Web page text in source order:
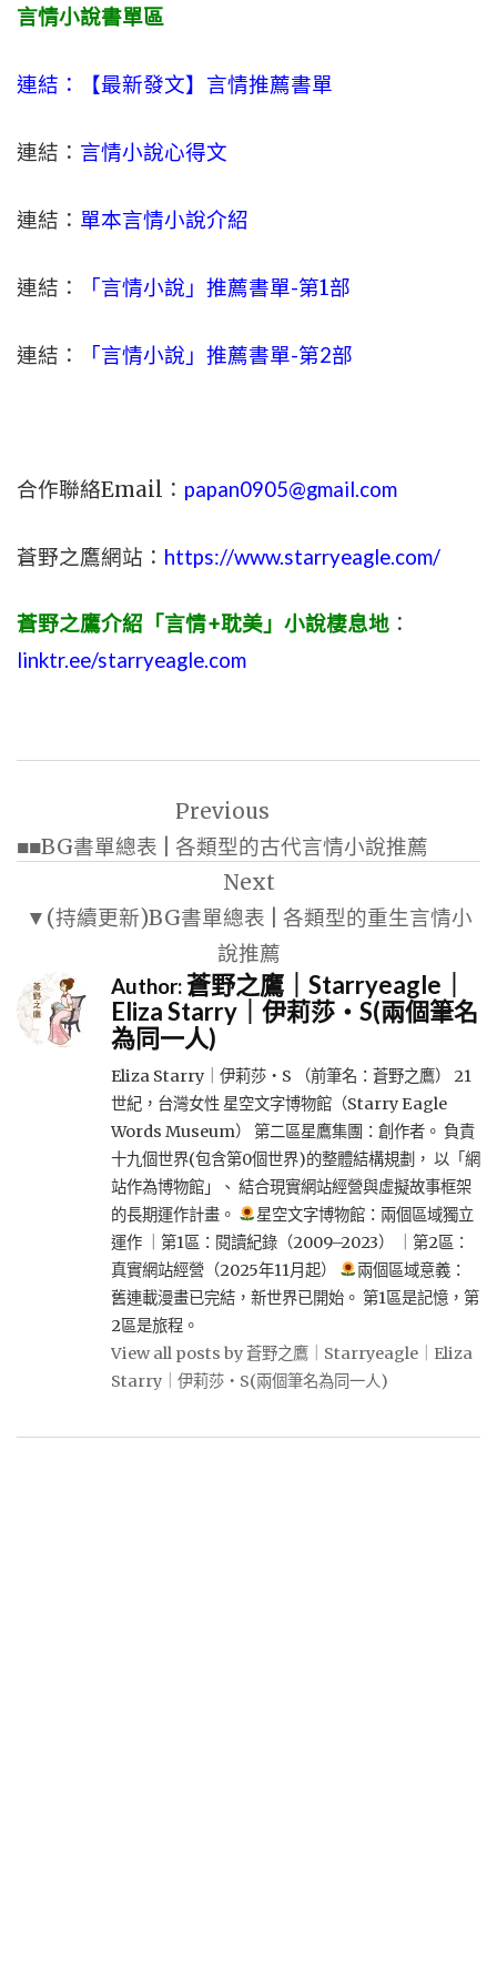
言情小說書單區
連結：【最新發文】 言情推薦書單
連結： 言情小說心得文
連結： 單本言情小說介紹
連結： 「言情小說」推薦書單-第1部
連結： 「言情小說」推薦書單-第2部
合作聯絡Email： papan0905@gmail.com
蒼野之鷹網站： https://www.starryeagle.com/
蒼野之鷹介紹「言情+耽美」小說棲息地 ：
linktr.ee/starryeagle.com
導
覽
Previous
■■BG書單總表 | 各類型的古代言情小說推薦
Next
▼(持續更新)BG書單總表 | 各類型的重生言情小
說推薦
Author:蒼野之鷹｜Starryeagle｜
Eliza Starry｜伊莉莎・S(兩個筆名
為同一人)
Eliza Starry｜伊莉莎・S （前筆名：蒼野之鷹） 21
世紀，台灣女性 星空文字博物館（Starry Eagle
Words Museum） 第二區星鷹集團：創作者。 負責
十九個世界(包含第0個世界)的整體結構規劃， 以「網
站作為博物館」、 結合現實網站經營與虛擬故事框架
的長期運作計畫。
星空文字博物館：兩個區域獨立
運作 ｜第1區：閱讀紀錄（2009–2023） ｜第2區：
真實網站經營（2025年11月起）
兩個區域意義：
舊連載漫畫已完結，新世界已開始。 第1區是記憶，第
2區是旅程。
View all posts by 蒼野之鷹｜Starryeagle｜Eliza
Starry｜伊莉莎・S(兩個筆名為同一人)